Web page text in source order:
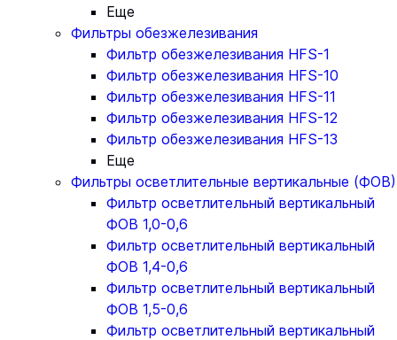
Еще
Фильтры обезжелезивания
Фильтр обезжелезивания HFS-1
Фильтр обезжелезивания HFS-10
Фильтр обезжелезивания HFS-11
Фильтр обезжелезивания HFS-12
Фильтр обезжелезивания HFS-13
Еще
Фильтры осветлительные вертикальные (ФОВ)
Фильтр осветлительный вертикальный
ФОВ 1,0-0,6
Фильтр осветлительный вертикальный
ФОВ 1,4-0,6
Фильтр осветлительный вертикальный
ФОВ 1,5-0,6
Фильтр осветлительный вертикальный